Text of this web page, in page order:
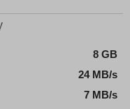
8 GB
24 MB/s
7 MB/s